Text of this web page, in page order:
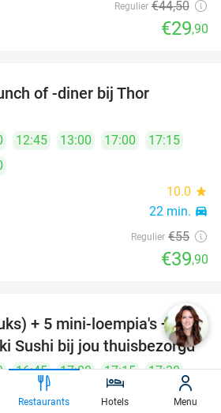
Regulier €44,50
€29,90
of -diner bij Thor
12:45 13:00 17:00
17:15
10.0 star
22 min. directions_car
Regulier €55
€39,90
53%
+ 5 mini-loempia's +
Sushi bij jou thuisbezorgd
16:45 17:00 17:15
17:30
18:30 18:45 19:00
Restaurants Hotels Menu